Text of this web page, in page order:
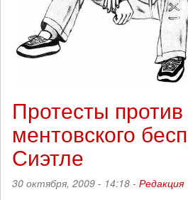
Протесты против
ментовского
Сиэтле
30 октября, 2009 - 14:18 - Редакция